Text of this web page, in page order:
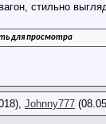
стильно
для просмотра
Johnny777